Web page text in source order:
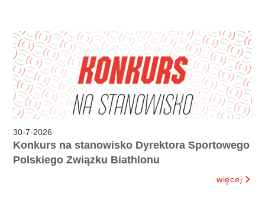
30-7-2026
Konkurs na stanowisko Dyrektora Sportowego
Polskiego Związku Biathlonu
więcej